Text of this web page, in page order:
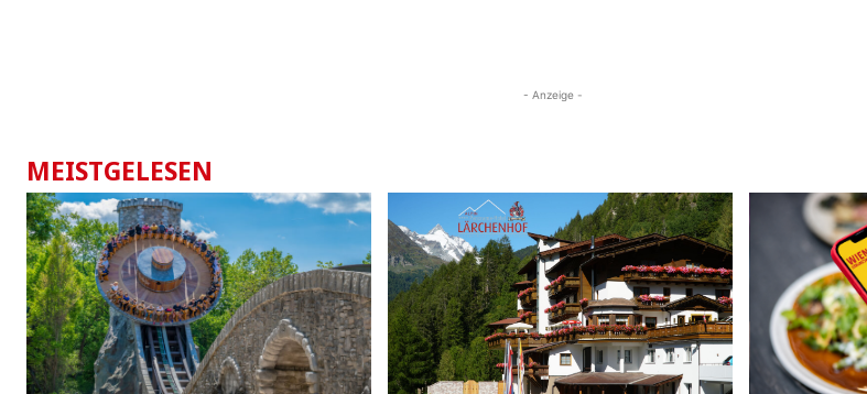
- Anzeige -
MEISTGELESEN